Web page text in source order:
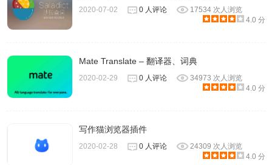
2020-07-02 0 人评论
17534 次人浏览
4.0 分
Mate Translate – 翻译器、词典
2020-02-29 0 人评论
34973 次人浏览
4.0 分
写作猫浏览器插件
2020-02-28 0 人评论
24309 次人浏览
4.0 分